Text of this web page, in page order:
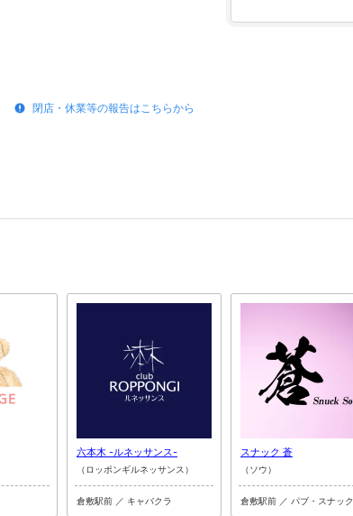
閉店・休業等の報告はこちらから
六本木 -ルネッサンス-
（ロッポンギルネッサンス）
倉敷駅前 ／ キャバクラ
スナック 蒼
（ソウ）
倉敷駅前 ／ パブ・スナック